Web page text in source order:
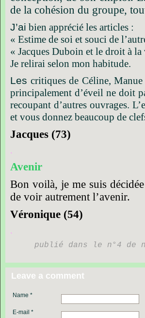
de la cohésion du groupe,
J’ai bien apprécié les articles :
« Estime de soi et souci de
« Jacques Duboin et le droit à la
Je relirai selon mon habitude.
Les critiques de Céline, Manue
principalement d’éveil ne doit
recoupant d’autres ouvrages.
et vous donnez beaucoup de
Jacques (73)
.
Avenir
Bon voilà, je me suis décidée
de voir autrement l’avenir.
Véronique (54)
.
publié dans le n°4 de
Leave a comment
Name *
E-mail *